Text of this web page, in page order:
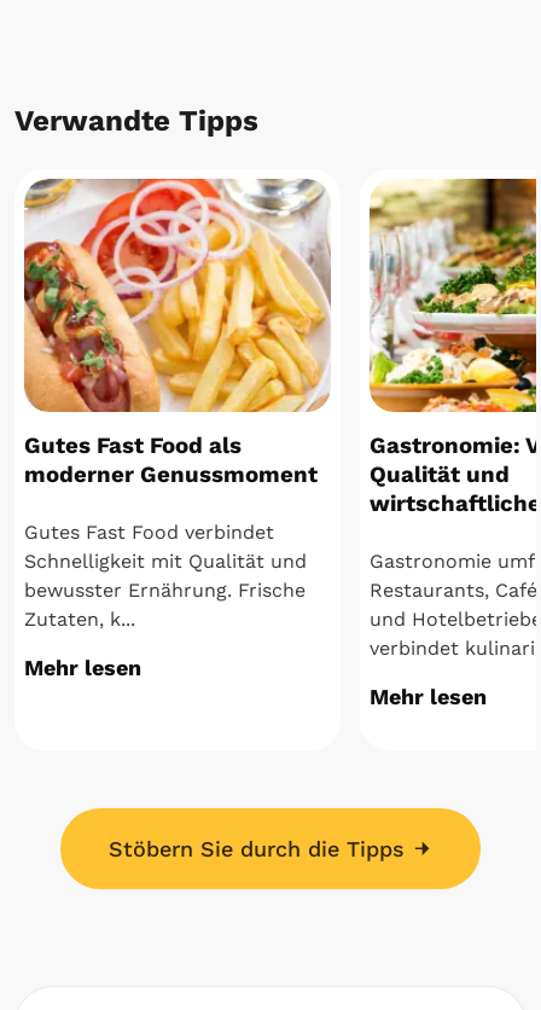
Verwandte Tipps
Gutes Fast Food als
moderner Genussmoment
Gutes Fast Food verbindet
Schnelligkeit mit Qualität und
bewusster Ernährung. Frische
Zutaten, k...
Mehr lesen
Gastronomie:
Qualität und
Gastronomie
Restaurants,
und
verbindet
Mehr lesen
Stöbern Sie durch die Tipps